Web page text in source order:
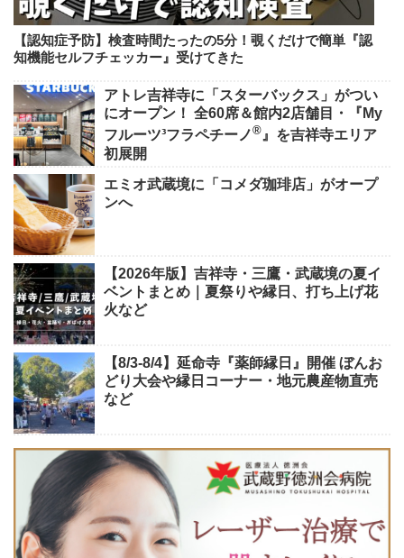
【認知症予防】検査時間たったの5分！覗くだけで簡単『認
知機能セルフチェッカー』受けてきた
アトレ吉祥寺に「スターバックス」がつい
にオープン！ 全60席＆館内2店舗目・『My
フルーツ³フラペチーノ®』を吉祥寺エリア
初展開
エミオ武蔵境に「コメダ珈琲店」がオープ
ンへ
【2026年版】吉祥寺・三鷹・武蔵境の夏イ
ベントまとめ｜夏祭りや縁日、打ち上げ花
火など
【8/3-8/4】延命寺『薬師縁日』開催 ぼんお
どり大会や縁日コーナー・地元農産物直売
など